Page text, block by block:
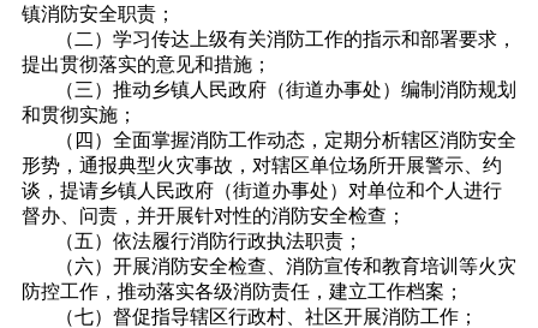
镇消防安全职责；
（二）学习传达上级有关消防工作的指示和部署要求，
提出贯彻落实的意见和措施；
（三）推动乡镇人民政府（街道办事处）编制消防规划
和贯彻实施；
（四）全面掌握消防工作动态，定期分析辖区消防安全
形势，通报典型火灾事故，对辖区单位场所开展警示、约
谈，提请乡镇人民政府（街道办事处）对单位和个人进行
督办、问责，并开展针对性的消防安全检查；
（五）依法履行消防行政执法职责；
（六）开展消防安全检查、消防宣传和教育培训等火灾
防控工作，推动落实各级消防责任，建立工作档案；
（七）督促指导辖区行政村、社区开展消防工作；